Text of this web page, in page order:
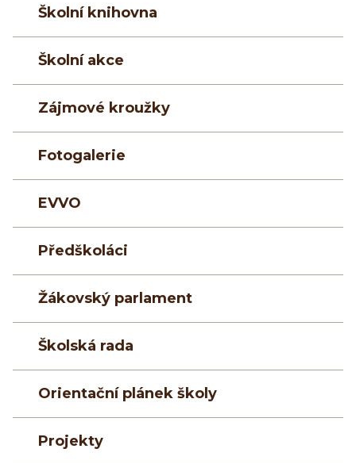
Školní knihovna
Školní akce
Zájmové kroužky
Fotogalerie
EVVO
Předškoláci
Žákovský parlament
Školská rada
Orientační plánek školy
Projekty